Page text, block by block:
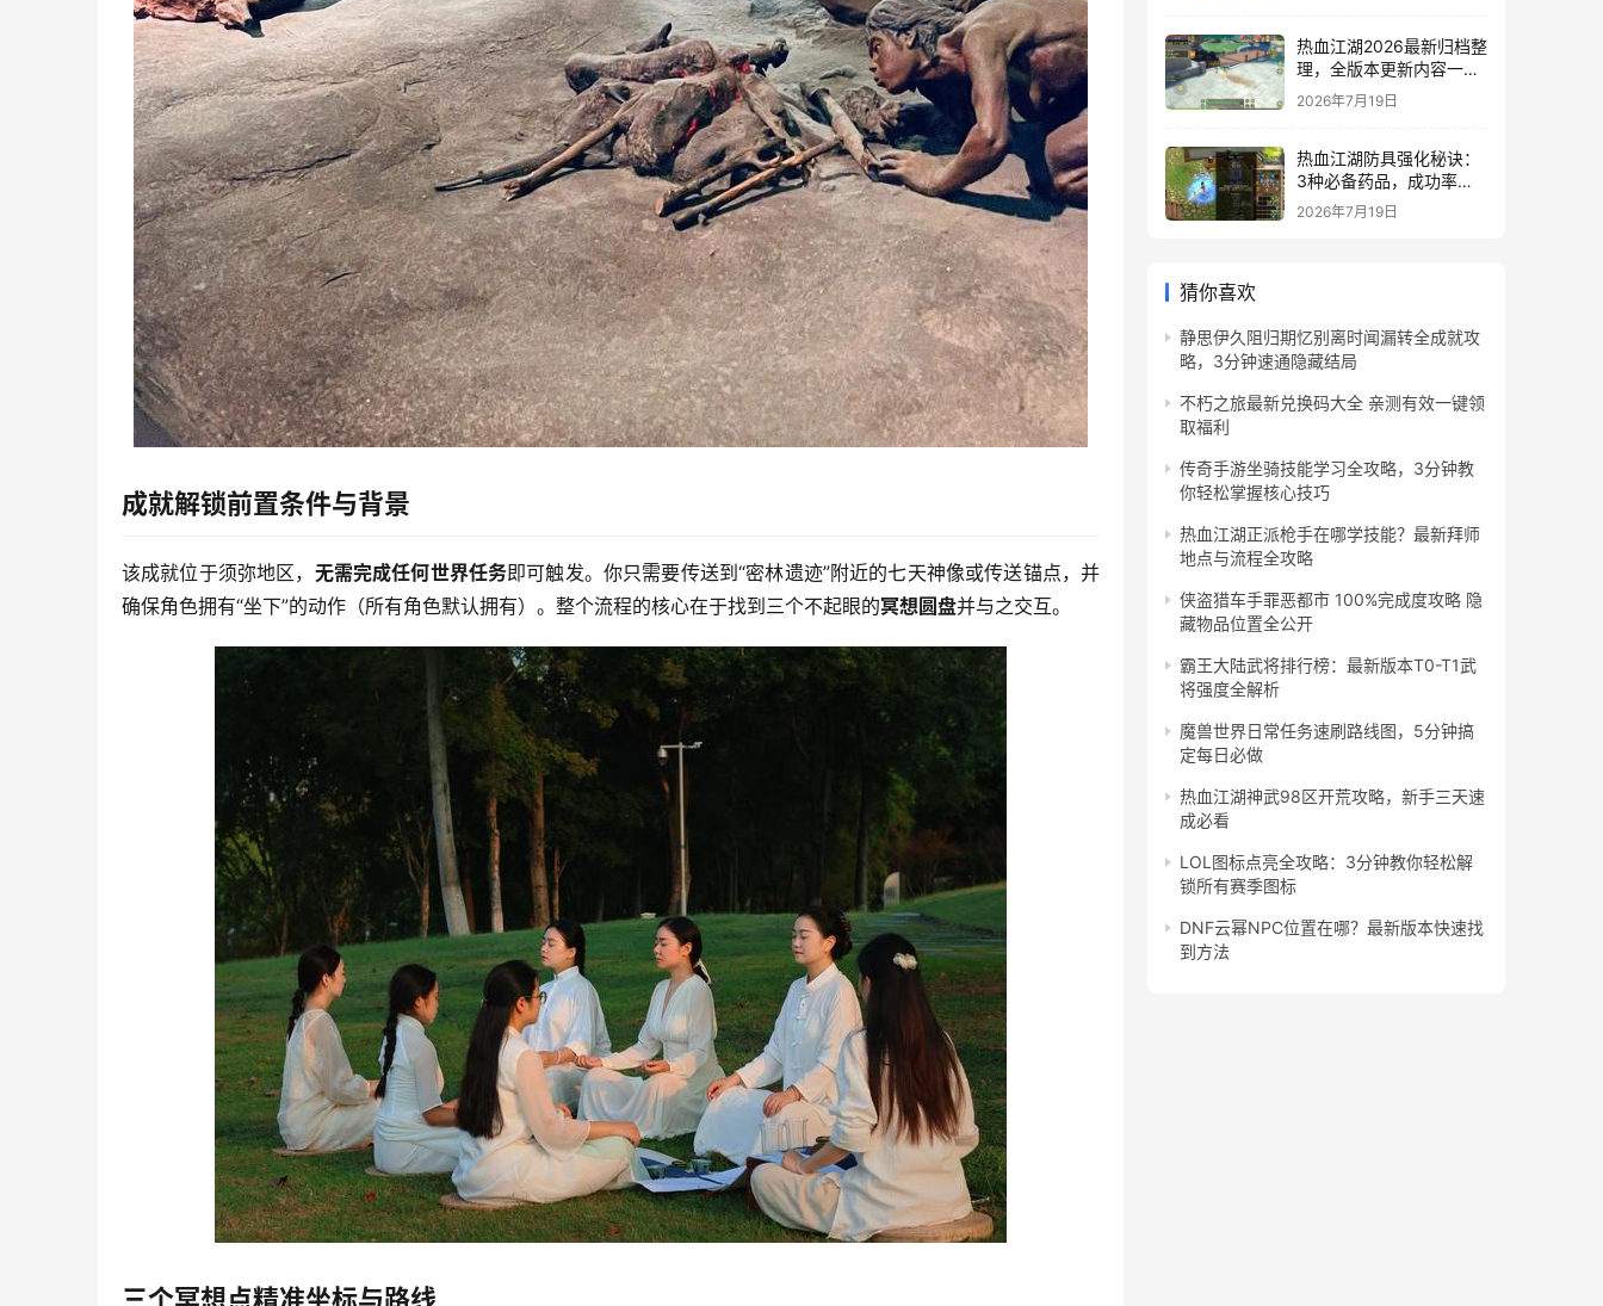
成就解锁前置条件与背景
该成就位于须弥地区， 无需完成任何世界任务即可触发。你只需要传送到“密林遗迹”附近的七天神像或传送锚点，并
确保角色拥有“坐下”的动作（所有角色默认拥有）。整个流程的核心在于找到三个不起眼的冥想圆盘并与之交互。
三个冥想点精准坐标与路线
热血江湖2026最新归档整
理，全版本更新内容一网
打尽
2026年7月19日
热血江湖防具强化秘诀：
3种必备药品，成功率翻
倍亲测有效
2026年7月19日
猜你喜欢
静思伊久阻归期忆别离时闻漏转全成就攻
略，3分钟速通隐藏结局
不朽之旅最新兑换码大全 亲测有效一键领
取福利
传奇手游坐骑技能学习全攻略，3分钟教
你轻松掌握核心技巧
热血江湖正派枪手在哪学技能？最新拜师
地点与流程全攻略
侠盗猎车手罪恶都市 100%完成度攻略 隐
藏物品位置全公开
霸王大陆武将排行榜：最新版本T0-T1武
将强度全解析
魔兽世界日常任务速刷路线图，5分钟搞
定每日必做
热血江湖神武98区开荒攻略，新手三天速
成必看
LOL图标点亮全攻略：3分钟教你轻松解
锁所有赛季图标
DNF云幂NPC位置在哪？最新版本快速找
到方法